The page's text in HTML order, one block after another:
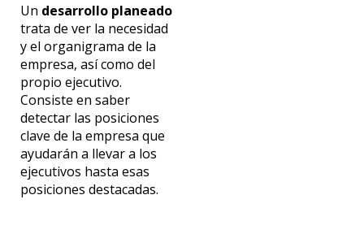
Un desarrollo planeado
trata de ver la necesidad
y el organigrama de la
empresa, así como del
propio ejecutivo.
Consiste en saber
detectar las posiciones
clave de la empresa que
ayudarán a llevar a los
ejecutivos hasta esas
posiciones destacadas.